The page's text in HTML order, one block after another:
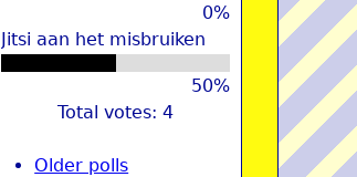
0%
Jitsi aan het misbruiken
50%
Total votes: 4
Older polls